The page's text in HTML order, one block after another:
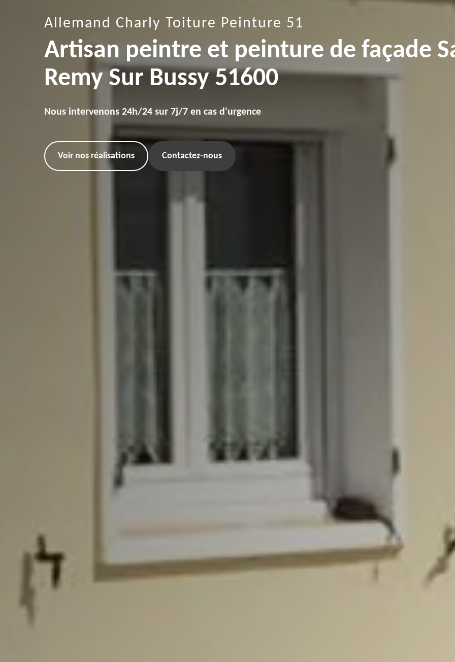
Allemand Charly Toiture Peinture 51
Artisan peintre et peinture de façade
Remy Sur Bussy 51600
Nous intervenons 24h/24 sur 7j/7 en cas d'urgence
Voir nos réalisations Contactez-nous